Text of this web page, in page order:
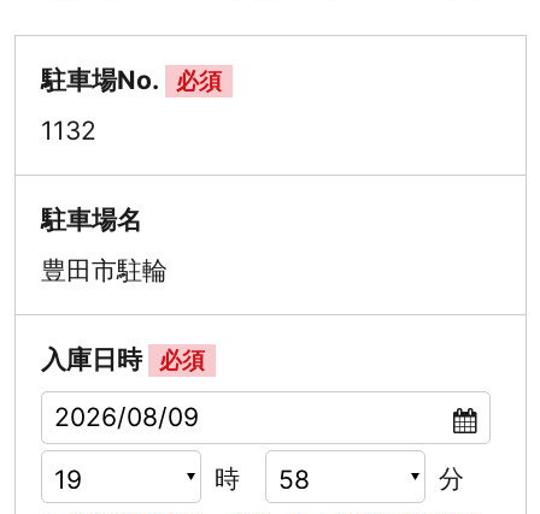
駐車場No. 必須
1132
駐車場名
豊田市駐輪
入庫日時 必須
時 分